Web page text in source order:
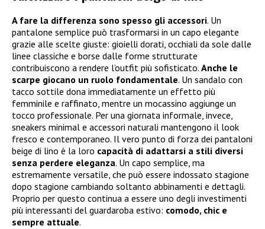
A fare la differenza sono spesso gli accessori. Un
pantalone semplice può trasformarsi in un capo elegante
grazie alle scelte giuste: gioielli dorati, occhiali da sole dalle
linee classiche e borse dalle forme strutturate
contribuiscono a rendere l’outfit più sofisticato. Anche le
scarpe giocano un ruolo fondamentale. Un sandalo con
tacco sottile dona immediatamente un effetto più
femminile e raffinato, mentre un mocassino aggiunge un
tocco professionale. Per una giornata informale, invece,
sneakers minimal e accessori naturali mantengono il look
fresco e contemporaneo. Il vero punto di forza dei pantaloni
beige di lino è la loro capacità di adattarsi a stili diversi
senza perdere eleganza. Un capo semplice, ma
estremamente versatile, che può essere indossato stagione
dopo stagione cambiando soltanto abbinamenti e dettagli.
Proprio per questo continua a essere uno degli investimenti
più interessanti del guardaroba estivo: comodo, chic e
sempre attuale.